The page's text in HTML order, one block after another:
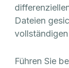
Dateien
Führen Sie